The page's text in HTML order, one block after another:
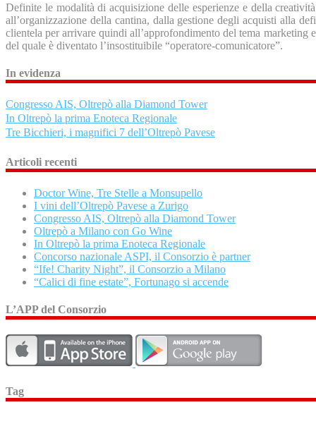
Definite le modalità di acquisizione delle esperienze e della
all’organizzazione della cantina, dalla gestione degli acquisti alla
clientela per arrivare quindi all’approfondimento del tema marketing
del quale è diventato l’insostituibile “operatore-comunicatore”.
In evidenza
Congresso AIS, Oltrepò alla Diamond Tower
In Oltrepò la prima Enoteca Regionale
Tre Bicchieri, i magnifici 7 dell’Oltrepò Pavese
Articoli recenti
Doctor Wine, Tre Stelle a Monsupello
I vini dell’Oltrepò Pavese a Zurigo
Congresso AIS, Oltrepò alla Diamond Tower
Oltrepò a Milano con Go Wine
In Oltrepò la prima Enoteca Regionale
Concorso nazionale ASPI, il Consorzio è partner
“Ife! Charity Night”, il Consorzio a Milano
“Calici di fine estate”, Fortunago si accende
L’APP del Consorzio
Tag